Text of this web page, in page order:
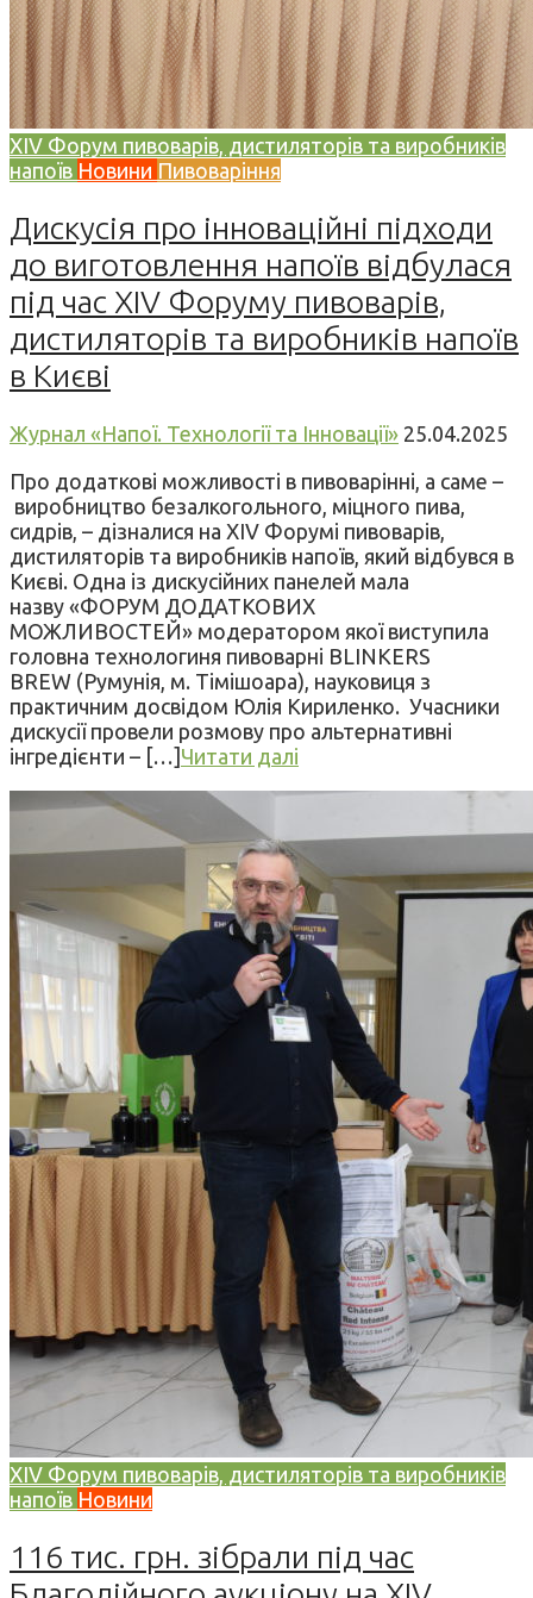
XIV Форум пивоварів, дистиляторів та виробників
напоїв Новини Пивоваріння
Дискусія про інноваційні підходи
до виготовлення напоїв відбулася
під час XIV Форуму пивоварів,
дистиляторів та виробників напоїв
в Києві
Журнал «Напої. Технології та Інновації» 25.04.2025
Про додаткові можливості в пивоварінні, а саме –
виробництво безалкогольного, міцного пива,
сидрів, – дізналися на XIV Форумі пивоварів,
дистиляторів та виробників напоїв, який відбувся в
Києві. Одна із дискусійних панелей мала
назву «ФОРУМ ДОДАТКОВИХ
МОЖЛИВОСТЕЙ» модератором якої виступила
головна технологиня пивоварні BLINKERS
BREW (Румунія, м. Тімішоара), науковиця з
практичним досвідом Юлія Кириленко. Учасники
дискусії провели розмову про альтернативні
інгредієнти – […] Читати далі
XIV Форум пивоварів, дистиляторів та виробників
напоїв Новини
116 тис. грн. зібрали під час